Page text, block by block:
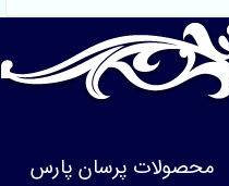
محصولات پرسان پارس